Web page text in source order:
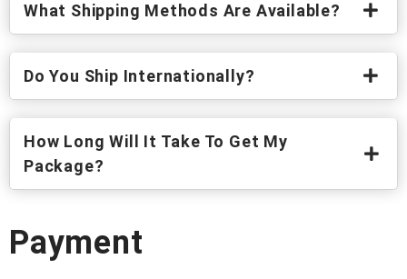
What Shipping Methods Are Available?
Do You Ship Internationally?
How Long Will It Take To Get My
Package?
Payment